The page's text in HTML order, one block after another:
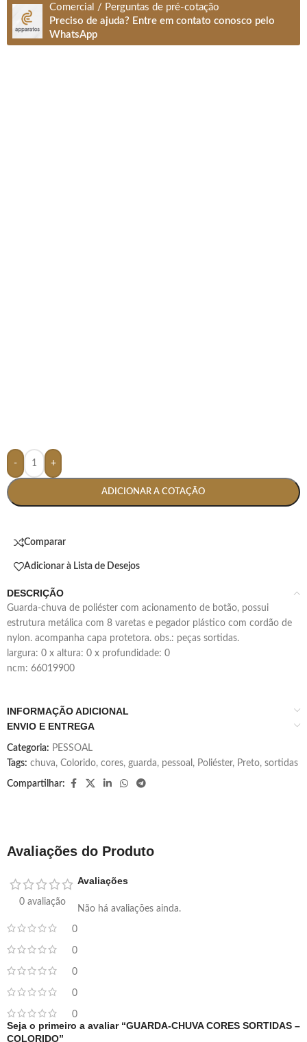
Comercial / Perguntas de pré-cotação
Preciso de ajuda? Entre em contato conosco pelo
WhatsApp
- +
ADICIONAR A COTAÇÃO
Comparar
Adicionar à Lista de Desejos
DESCRIÇÃO
guarda-chuva de poliéster com acionamento de botão, possui
estrutura metálica com 8 varetas e pegador plástico com cordão de
nylon. acompanha capa protetora. obs.: peças sortidas.
largura: 0 x altura: 0 x profundidade: 0
ncm: 66019900
INFORMAÇÃO ADICIONAL
ENVIO E ENTREGA
Categoria: PESSOAL
Tags: chuva, Colorido, cores, guarda, pessoal , Poliéster, Preto, sortidas
Compartilhar:
Avaliações do Produto
0 avaliação
0
0
0
0
0
Avaliações
Não há avaliações ainda.
Seja o primeiro a avaliar “GUARDA-CHUVA CORES SORTIDAS –
COLORIDO”